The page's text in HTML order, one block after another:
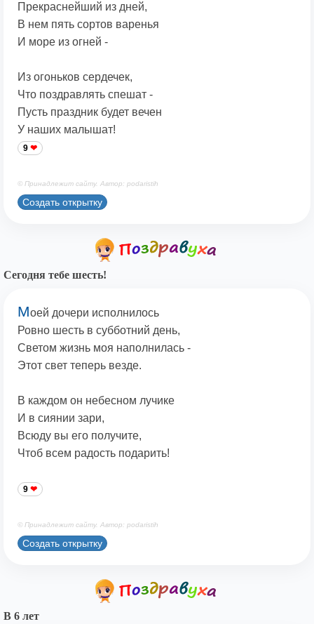
Прекраснейший из дней,
В нем пять сортов варенья
И море из огней -
Из огоньков сердечек,
Что поздравлять спешат -
Пусть праздник будет вечен
У наших малышат!
9
© Принадлежит сайту. Автор: podaristih
Создать открытку
Сегодня тебе шесть!
Моей дочери исполнилось
Ровно шесть в субботний день,
Светом жизнь моя наполнилась -
Этот свет теперь везде.
В каждом он небесном лучике
И в сиянии зари,
Всюду вы его получите,
Чтоб всем радость подарить!
9
© Принадлежит сайту. Автор: podaristih
Создать открытку
В 6 лет